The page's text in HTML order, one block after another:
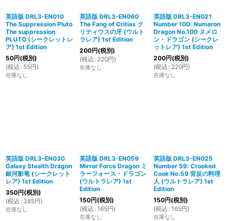
英語版 DRL3-EN010
The Suppression Pluto
The suppression
PLUTO (シークレットレ
ア) 1st Edition
50円(税別)
(税込 : 55円)
在庫なし
英語版 DRL3-EN060
The Fang of Critias ク
リティウスの牙 (ウルト
ラレア) 1st Edition
200円(税別)
(税込 : 220円)
在庫なし
英語版 DRL3-EN021
Number 100: Numeron
Dragon No.100 ヌメロ
ン・ドラゴン (シークレ
ットレア) 1st Edition
200円(税別)
(税込 : 220円)
在庫なし
英語版 DRL3-EN030
Galaxy Stealth Dragon
銀河影竜 (シークレット
レア) 1st Edition
350円(税別)
(税込 : 385円)
在庫なし
英語版 DRL3-EN059
Mirror Force Dragon ミ
ラーフォース・ドラゴン
(ウルトラレア) 1st
Edition
150円(税別)
(税込 : 165円)
在庫なし
英語版 DRL3-EN025
Number 59: Crooked
Cook No.59 背反の料理
人 (ウルトラレア) 1st
Edition
150円(税別)
(税込 : 165円)
在庫なし